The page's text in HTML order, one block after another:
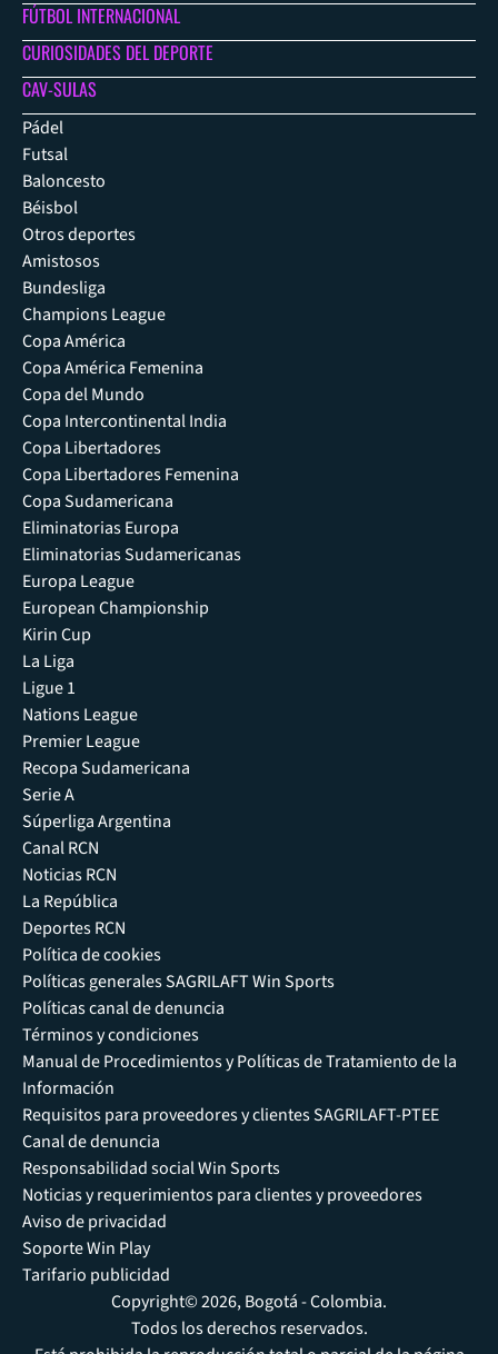
FÚTBOL INTERNACIONAL
CURIOSIDADES DEL DEPORTE
CAV-SULAS
Pádel
Futsal
Baloncesto
Béisbol
Otros deportes
Amistosos
Bundesliga
Champions League
Copa América
Copa América Femenina
Copa del Mundo
Copa Intercontinental India
Copa Libertadores
Copa Libertadores Femenina
Copa Sudamericana
Eliminatorias Europa
Eliminatorias Sudamericanas
Europa League
European Championship
Kirin Cup
La Liga
Ligue 1
Nations League
Premier League
Recopa Sudamericana
Serie A
Súperliga Argentina
Canal RCN
Noticias RCN
La República
Deportes RCN
Política de cookies
Políticas generales SAGRILAFT Win Sports
Políticas canal de denuncia
Términos y condiciones
Manual de Procedimientos y Políticas de Tratamiento de la
Información
Requisitos para proveedores y clientes SAGRILAFT-PTEE
Canal de denuncia
Responsabilidad social Win Sports
Noticias y requerimientos para clientes y proveedores
Aviso de privacidad
Soporte Win Play
Tarifario publicidad
Copyright© 2026, Bogotá - Colombia.
Todos los derechos reservados.